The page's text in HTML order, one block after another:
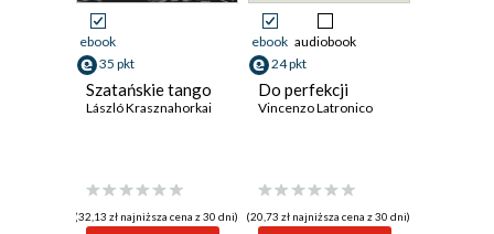
ebook
35 pkt
Szatańskie tango
László Krasznahorkai
(32,13 zł najniższa cena z 30 dni)
ebook audiobook
24 pkt
Do perfekcji
Vincenzo Latronico
(20,73 zł najniższa cena z 30 dni)